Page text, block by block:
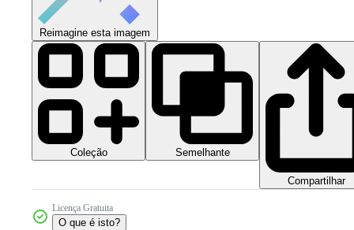
Reimagine esta imagem
Coleção Semelhante
Compartilhar
Licença Gratuita
O que é isto?